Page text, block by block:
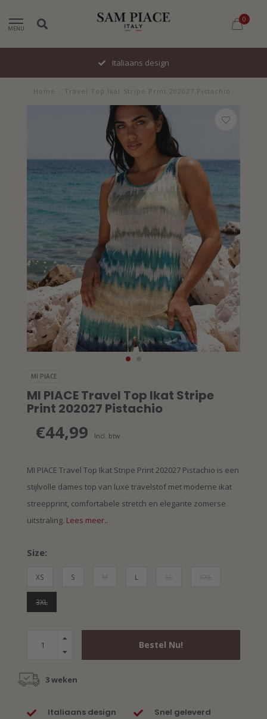
MENU
0
Italiaans design
Home Travel Top Ikat Stripe Print 202027 Pistachio
MI PIACE
MI PIACE Travel Top Ikat Stripe
Print 202027 Pistachio
€44,99 Incl. btw
MI PIACE Travel Top Ikat Stripe Print 202027 Pistachio is een
stijlvolle dames top van luxe travelstof met moderne ikat
streepprint, comfortabele stretch en elegante zomerse
uitstraling. Lees meer..
Size:
XS S L
3XL
Bestel Nu!
3 weken
Italiaans design Snel geleverd